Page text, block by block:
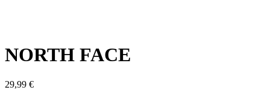
NORTH FACE
29,99 €